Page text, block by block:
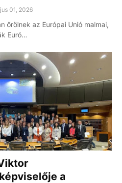
01, 2026
őrölnek az Európai Unió malmai,
Euró…
a